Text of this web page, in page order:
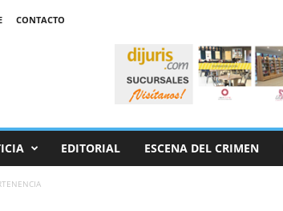
CONTACTO
EDITORIAL ESCENA DEL CRIMEN